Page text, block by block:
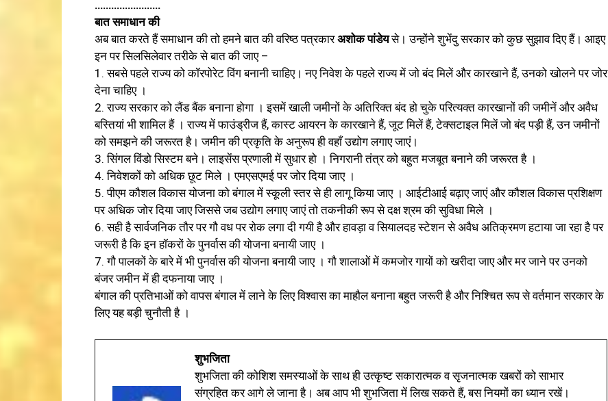
……………………
बात समाधान की
अब बात करते हैं समाधान की तो हमने बात की वरिष्ठ पत्रकारअशोक पांडेयसे। उन्होंने शुभेंदु सरकार को कुछ सुझाव दिए हैं। आइए
इन पर सिलसिलेवार तरीके से बात की जाए –
1. सबसे पहले राज्य को कॉरपोरेट विंग बनानी चाहिए। नए निवेश के पहले राज्य में जो बंद मिलें और कारखाने हैं, उनको खोलने पर जोर
देना चाहिए ।
2. राज्य सरकार को लैंड बैंक बनाना होगा । इसमें खाली जमीनों के अतिरिक्त बंद हो चुके परित्यक्त कारखानों की जमीनें और अवैध
बस्तियां भी शामिल हैं । राज्य में फाउंड्रीज हैं, कास्ट आयरन के कारखाने हैं, जूट मिलें हैं, टेक्सटाइल मिलें जो बंद पड़ी हैं, उन जमीनों
को समझने की जरूरत है। जमीन की प्रकृति के अनुरूप ही वहाँ उद्योग लगाए जाएं।
3. सिंगल विंडो सिस्टम बने। लाइसेंस प्रणाली में सुधार हो । निगरानी तंत्र को बहुत मजबूत बनाने की जरूरत है ।
4. निवेशकों को अधिक छूट मिले । एमएसएमई पर जोर दिया जाए ।
5. पीएम कौशल विकास योजना को बंगाल में स्कूली स्तर से ही लागू किया जाए । आईटीआई बढ़ाए जाएं और कौशल विकास प्रशिक्षण
पर अधिक जोर दिया जाए जिससे जब उद्योग लगाए जाएं तो तकनीकी रूप से दक्ष श्रम की सुविधा मिले ।
6. सही है सार्वजनिक तौर पर गौ वध पर रोक लगा दी गयी है और हावड़ा व सियालदह स्टेशन से अवैध अतिक्रमण हटाया जा रहा है पर
जरूरी है कि इन हॉकरों के पुनर्वास की योजना बनायी जाए ।
7. गौ पालकों के बारे में भी पुनर्वास की योजना बनायी जाए । गौ शालाओं में कमजोर गायों को खरीदा जाए और मर जाने पर उनको
बंजर जमीन में ही दफनाया जाए ।
बंगाल की प्रतिभाओं को वापस बंगाल में लाने के लिए विश्वास का माहौल बनाना बहुत जरूरी है और निश्चित रूप से वर्तमान सरकार के
लिए यह बड़ी चुनौती है ।
शुभजिता
शुभजिता की कोशिश समस्याओं के साथ ही उत्कृष्ट सकारात्मक व सृजनात्मक खबरों को साभार
संग्रहित कर आगे ले जाना है। अब आप भी शुभजिता में लिख सकते हैं, बस नियमों का ध्यान रखें।